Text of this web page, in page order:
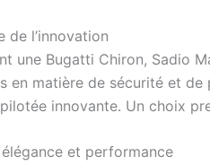
de l’innovation
une Bugatti Chiron, Sadio
en matière de sécurité et
innovante. Un choix
élégance et performance